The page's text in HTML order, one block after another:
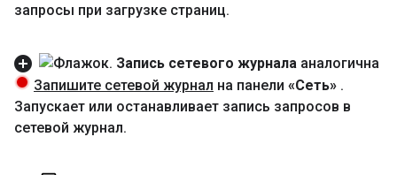
запросы при загрузке страниц.
Запись сетевого журнала аналогична
Запишите сетевой журнал на панели «Сеть» .
Запускает или останавливает запись запросов в
сетевой журнал.